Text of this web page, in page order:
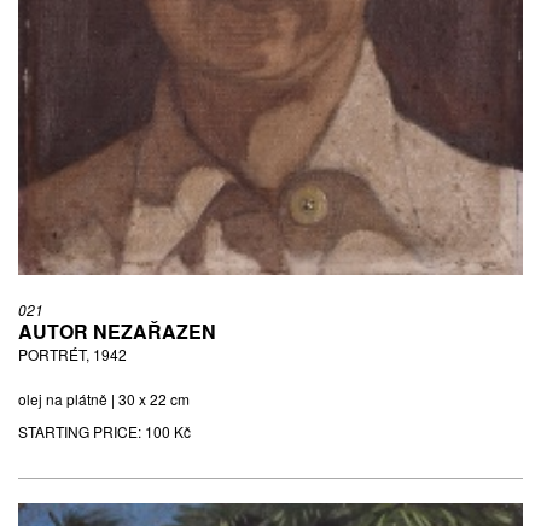
021
AUTOR NEZAŘAZEN
PORTRÉT, 1942
olej na plátně | 30 x 22 cm
STARTING PRICE: 100 Kč